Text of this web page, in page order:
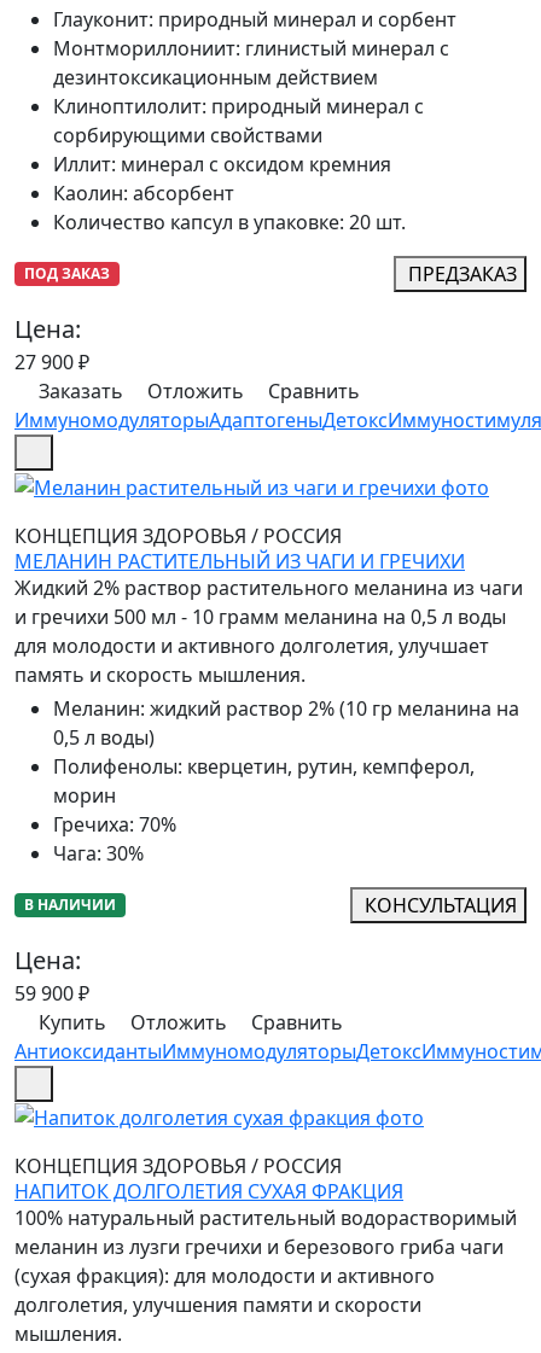
Глауконит: природный минерал и сорбент
Монтмориллониит: глинистый минерал с
дезинтоксикационным действием
Клиноптилолит: природный минерал с
сорбирующими свойствами
Иллит: минерал с оксидом кремния
Каолин: абсорбент
Количество капсул в упаковке: 20 шт.
ПОД ЗАКАЗ ПРЕДЗАКАЗ
Цена:
27 900₽
Заказать
Отложить
Сравнить
ИммуномодуляторыАдаптогеныДетокс
КОНЦЕПЦИЯ ЗДОРОВЬЯ / РОССИЯ
МЕЛАНИН РАСТИТЕЛЬНЫЙ ИЗ ЧАГИ И ГРЕЧИХИ
Жидкий 2% раствор растительного меланина из чаги
и гречихи 500 мл - 10 грамм меланина на 0,5 л воды
для молодости и активного долголетия, улучшает
память и скорость мышления.
Меланин: жидкий раствор 2% (10 гр меланина на
0,5 л воды)
Полифенолы: кверцетин, рутин, кемпферол,
морин
Гречиха: 70%
Чага: 30%
В НАЛИЧИИ КОНСУЛЬТАЦИЯ
Цена:
59 900₽
Купить
Отложить
Сравнить
АнтиоксидантыИммуномодуляторыДетокс
КОНЦЕПЦИЯ ЗДОРОВЬЯ / РОССИЯ
НАПИТОК ДОЛГОЛЕТИЯ СУХАЯ ФРАКЦИЯ
100% натуральный растительный водорастворимый
меланин из лузги гречихи и березового гриба чаги
(сухая фракция): для молодости и активного
долголетия, улучшения памяти и скорости
мышления.